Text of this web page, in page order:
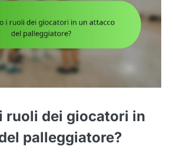
ruoli dei giocatori in
palleggiatore?